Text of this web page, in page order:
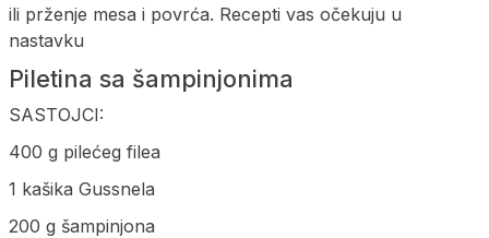
ili prženje mesa i povrća. Recepti vas očekuju u
nastavku
Piletina sa šampinjonima
SASTOJCI:
400 g pilećeg filea
1 kašika Gussnela
200 g šampinjona